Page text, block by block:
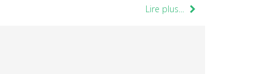
Lire plus...